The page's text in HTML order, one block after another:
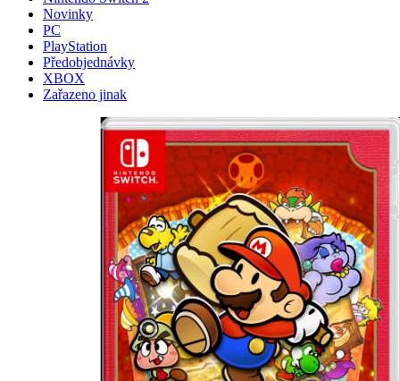
Novinky
PC
PlayStation
Předobjednávky
XBOX
Zařazeno jinak